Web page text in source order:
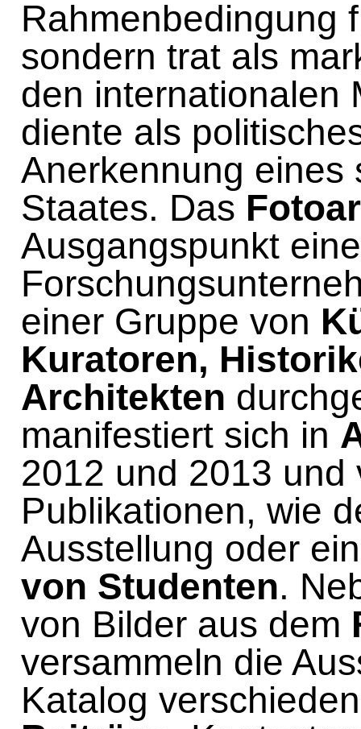
Rahmenbedingung
sondern trat als
den internationalen
diente als
Anerkennung eines
Staates. Das
Ausgangspunkt
einer Gruppe von
Kuratoren,
Architekten
manifestiert sich in
2012 und 2013 und
Publikationen, wie
Ausstellung oder
von Studenten.
von Bilder aus dem
versammeln die
Katalog